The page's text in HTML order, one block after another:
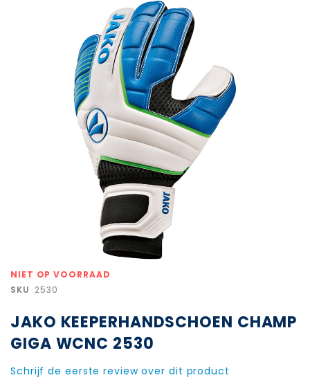
NIET OP VOORRAAD
SKU 2530
JAKO KEEPERHANDSCHOEN CHAMP
GIGA WCNC 2530
Schrijf de eerste review over dit product
afbeeldingen-
Ga
naar
van
de
afbeeldingen-